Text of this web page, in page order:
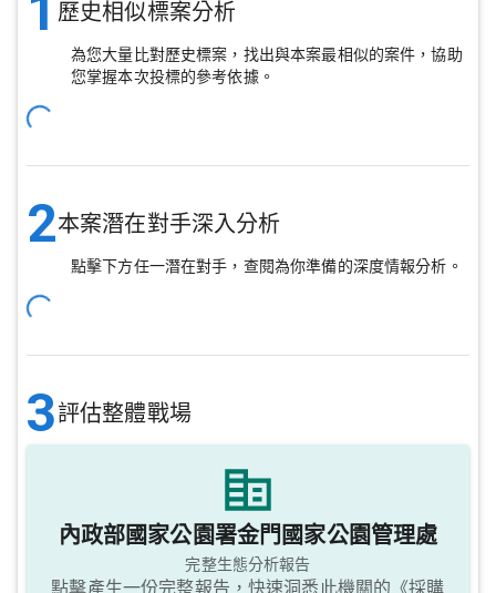
歷史相似標案分析
為您大量比對歷史標案，找出與本案最相似的案件，協助
您掌握本次投標的參考依據。
2本案潛在對手深入分析
點擊下方任一潛在對手，查閱為你準備的深度情報分析。
3評估整體戰場
內政部國家公園署金門國家公園管理處
完整生態分析報告
點擊產生一份完整報告，快速洞悉此機關的《採購